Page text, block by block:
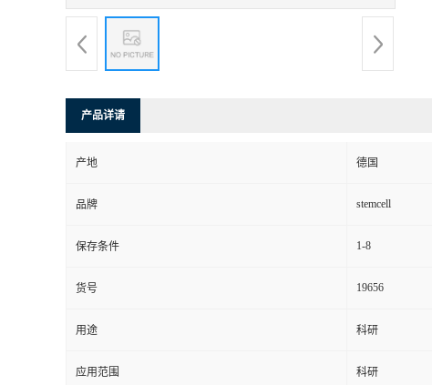
产品详请
产地 德国
品牌 stemcell
保存条件 1-8
货号 19656
用途 科研
应用范围 科研